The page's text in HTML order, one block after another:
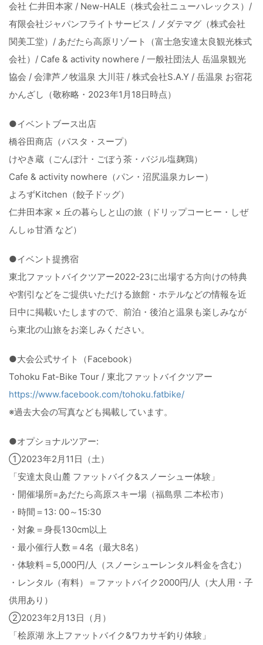
会社 仁井田本家 / New-HALE（株式会社ニューハレックス）/
有限会社ジャパンフライトサービス / ノダテマグ（株式会社
関美工堂）/ あだたら高原リゾート（富士急安達太良観光株式
会社）/ Cafe & activity nowhere / 一般社団法人 岳温泉観光
協会 / 会津芦ノ牧温泉 大川荘 / 株式会社S.A.Y / 岳温泉 お宿花
かんざし（敬称略・2023年1月18日時点）
●イベントブース出店
橋谷田商店（パスタ・スープ）
けやき蔵（ごんぼ汁・ごぼう茶・バジル塩麹鶏）
Cafe & activity nowhere（パン・沼尻温泉カレー）
よろずKitchen（餃子ドッグ）
仁井田本家 × 丘の暮らしと山の旅（ドリップコーヒー・しぜ
んしゅ甘酒 など）
●イベント提携宿
東北ファットバイクツアー2022-23に出場する方向けの特典
や割引などをご提供いただける旅館・ホテルなどの情報を近
日中に掲載いたしますので、前泊・後泊と温泉も楽しみなが
ら東北の山旅をお楽しみください。
●大会公式サイト（Facebook）
Tohoku Fat-Bike Tour / 東北ファットバイクツアー
https://www.facebook.com/tohoku.fatbike/
※過去大会の写真なども掲載しています。
●オプショナルツアー:
①2023年2月11日（土）
「安達太良山麓 ファットバイク&スノーシュー体験」
・開催場所=あだたら高原スキー場（福島県 二本松市）
・時間＝13: 00～15:30
・対象＝身長130cm以上
・最小催行人数＝4名（最大8名）
・体験料＝5,000円/人（スノーシューレンタル料金を含む）
・レンタル（有料）＝ファットバイク2000円/人（大人用・子
供用あり）
②2023年2月13日（月）
「桧原湖 氷上ファットバイク&ワカサギ釣り体験」